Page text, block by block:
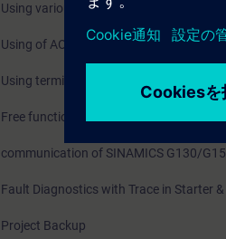
Using various Data sets - CDS, DDS
Using of AOP30, Start up through AOP
Using terminal module TM
Free function Blocks, Drive Control
communication of SINAMICS G130/
Fault Diagnostics with Trace in Starter
Project Backup